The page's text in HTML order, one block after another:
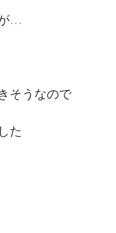
…
そうなので
た